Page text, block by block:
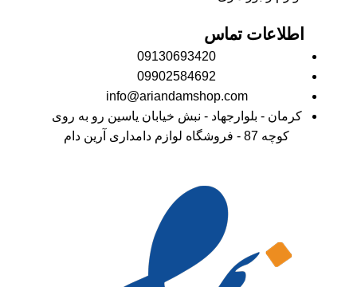
اطلاعات تماس
09130693420
09902584692
info@ariandamshop.com
کرمان - بلوارجهاد - نبش خیابان یاسین رو به روی
کوچه 87 - فروشگاه لوازم دامداری آرین دام